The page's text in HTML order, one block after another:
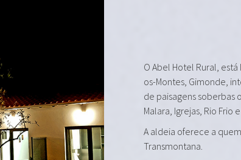
O Abel Hotel Rural,
os-Montes, Gimonde,
de paisagens soberbas
Malara, Igrejas, Rio Frio
A aldeia oferece a
Transmontana.